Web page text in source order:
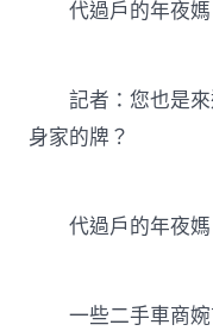
代過戶的年夜媽
記者：您也是來
身家的牌？
代過戶的年夜媽
一些二手車商婉